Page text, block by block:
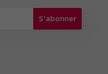
S'abonner